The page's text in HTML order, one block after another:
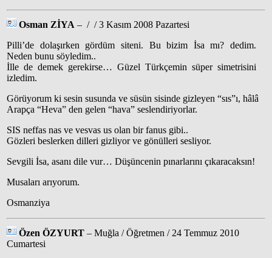
Osman ZİYA – / / 3 Kasım 2008 Pazartesi
Pilli’de dolaşırken gördüm siteni. Bu bizim İsa mı? dedim.
Neden bunu söyledim..
İlle de demek gerekirse… Güzel Türkçemin süper simetrisini
izledim.
Görüyorum ki sesin susunda ve süsün sisinde gizleyen “sıs”ı, hâlâ
Arapça “Heva” den gelen “hava” seslendiriyorlar.
SIS neffas nas ve vesvas us olan bir fanus gibi..
Gözleri beslerken dilleri gizliyor ve gönülleri sesliyor.
Sevgili İsa, asanı dile vur… Düşüncenin pınarlarını çıkaracaksın!
Musaları arıyorum.
Osmanziya
Özen ÖZYURT – Muğla / Öğretmen / 24 Temmuz 2010
Cumartesi